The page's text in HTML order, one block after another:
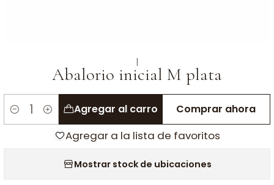
|
Abalorio inicial M plata
Cantidad
Agregar al carro Comprar ahora
Agregar a la lista de favoritos
Mostrar stock de ubicaciones